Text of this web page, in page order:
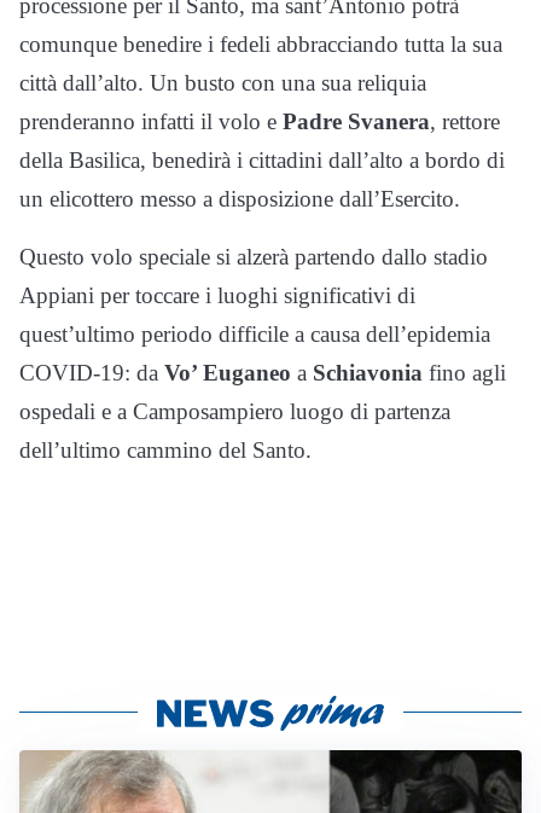
processione per il Santo, ma sant’Antonio potrà
comunque benedire i fedeli abbracciando tutta la sua
città dall’alto. Un busto con una sua reliquia
prenderanno infatti il volo e Padre Svanera, rettore
della Basilica, benedirà i cittadini dall’alto a bordo di
un elicottero messo a disposizione dall’Esercito.
Questo volo speciale si alzerà partendo dallo stadio
Appiani per toccare i luoghi significativi di
quest’ultimo periodo difficile a causa dell’epidemia
COVID-19: da Vo’ Euganeo a Schiavonia fino agli
ospedali e a Camposampiero luogo di partenza
dell’ultimo cammino del Santo.